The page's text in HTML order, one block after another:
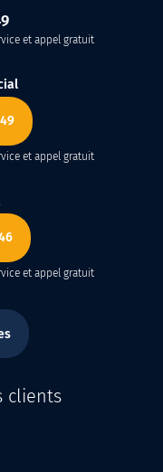
et appel gratuit
et appel gratuit
et appel gratuit
clients